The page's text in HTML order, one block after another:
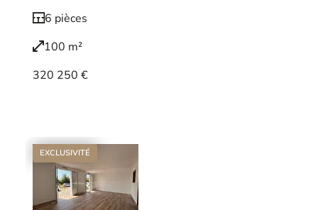
6 pièces
100 m²
320 250 €
EXCLUSIVITÉ